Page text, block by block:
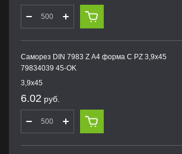
Саморез DIN 7983 Z А4 форма С PZ 3,9х45
79834039 45-OK
3,9х45
6.02 руб.